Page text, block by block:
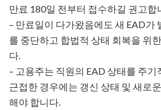
만료 180일 전부터 접수하길 권고합
– 만료일이 다가왔음에도 새 EAD가
를 중단하고 합법적 상태 회복을 위
다.
– 고용주는 직원의 EAD 상태를 주
근접한 경우에는 갱신 상태 및 새로
해야 합니다.